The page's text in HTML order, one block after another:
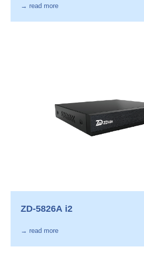
→ read more
ZD-5826A i2
→ read more